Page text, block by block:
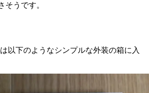
そうです。
以下のようなシンプルな外装の箱に入